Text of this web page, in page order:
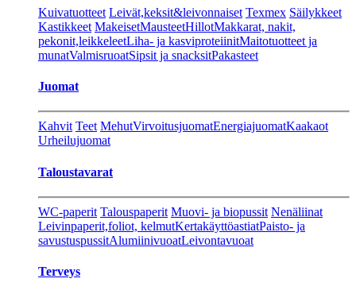
Kuivatuotteet Leivät,keksit&leivonnaiset Texmex Säilykkeet
Kastikkeet MakeisetMausteetHillotMakkarat, nakit,
pekonit,leikkeleetLiha- ja kasviproteiinitMaitotuotteet ja
munatValmisruoatSipsit ja snacksitPakasteet
Juomat
Kahvit Teet MehutVirvoitusjuomatEnergiajuomatKaakaot
Urheilujuomat
Taloustavarat
WC-paperit Talouspaperit Muovi- ja biopussit Nenäliinat
Leivinpaperit,foliot, kelmutKertakäyttöastiatPaisto- ja
savustuspussitAlumiinivuoatLeivontavuoat
Terveys